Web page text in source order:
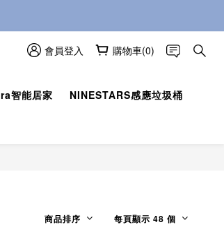
會員登入
購物車(0)
智能居家
NINESTARS感應垃圾桶
商品排序 每頁顯示 48 個